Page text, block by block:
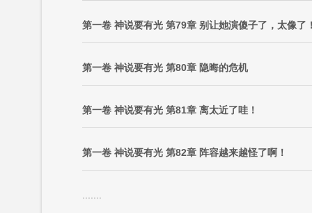
第一卷 神说要有光 第79章 别让她演傻子了，太像了
第一卷 神说要有光 第80章 隐晦的危机
第一卷 神说要有光 第81章 离太近了哇！
第一卷 神说要有光 第82章 阵容越来越怪了啊！